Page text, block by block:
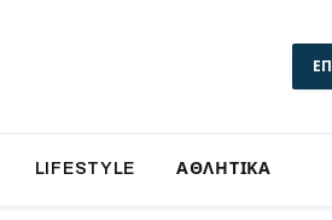
LIFESTYLE ΑΘΛΗΤΙΚΑ